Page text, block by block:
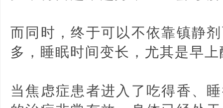
而同时，终于可以不依靠镇静
多，睡眠时间变长，尤其是早
当焦虑症患者进入了吃得香、